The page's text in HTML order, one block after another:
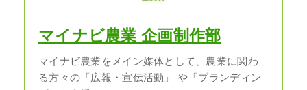
マイナビ農業 企画制作部
マイナビ農業をメイン媒体として、農業に関わ
る方々の「広報・宣伝活動」 や「ブランディン